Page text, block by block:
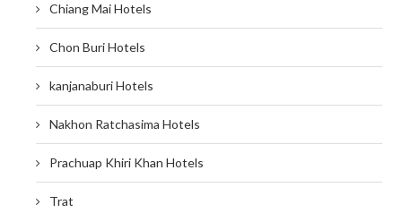
Chiang Mai Hotels
Chon Buri Hotels
kanjanaburi Hotels
Nakhon Ratchasima Hotels
Prachuap Khiri Khan Hotels
Trat